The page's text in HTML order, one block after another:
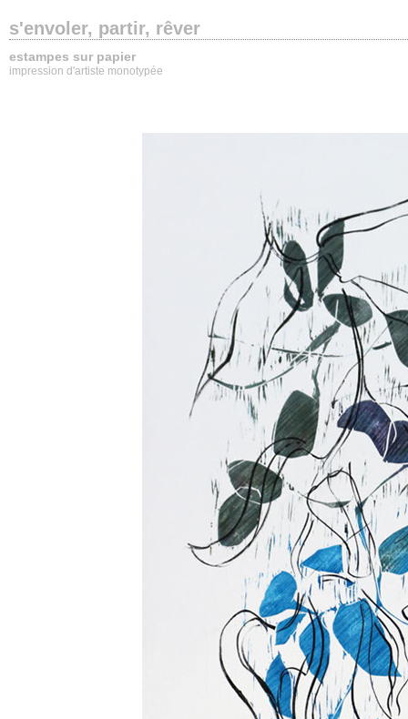
s'envoler, partir, rêver
estampes sur papier
impression d'artiste monotypée